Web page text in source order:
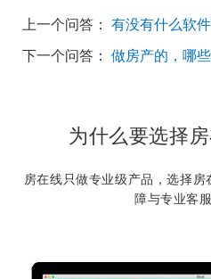
上一个问答：
下一个问答： 做房产的，哪
为什么要选择
房在线只做专业级产品，选择
障与专业客